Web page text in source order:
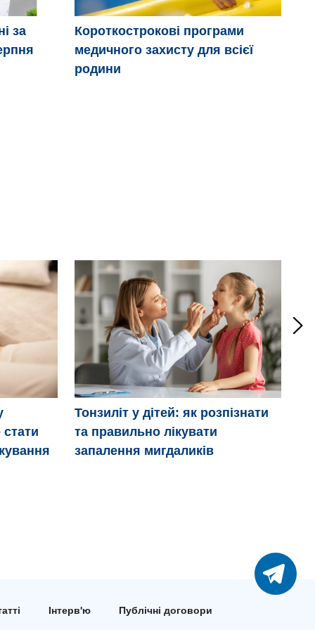
за
Короткострокові програми
медичного захисту для всієї
родини
Тонзиліт у дітей: як розпізнати
та правильно лікувати
запалення мигдаликів
Інтерв'ю Публічні договори